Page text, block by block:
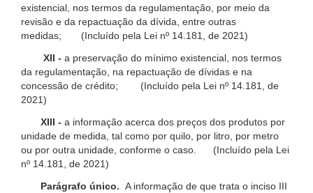
existencial, nos termos da regulamentação, por meio da
revisão e da repactuação da dívida, entre outras
medidas; (Incluído pela Lei nº 14.181, de 2021)
XII - a preservação do mínimo existencial, nos termos
da regulamentação, na repactuação de dívidas e na
concessão de crédito; (Incluído pela Lei nº 14.181, de
2021)
XIII - a informação acerca dos preços dos produtos por
unidade de medida, tal como por quilo, por litro, por metro
ou por outra unidade, conforme o caso. (Incluído pela Lei
nº 14.181, de 2021)
Parágrafo único. A informação de que trata o inciso III